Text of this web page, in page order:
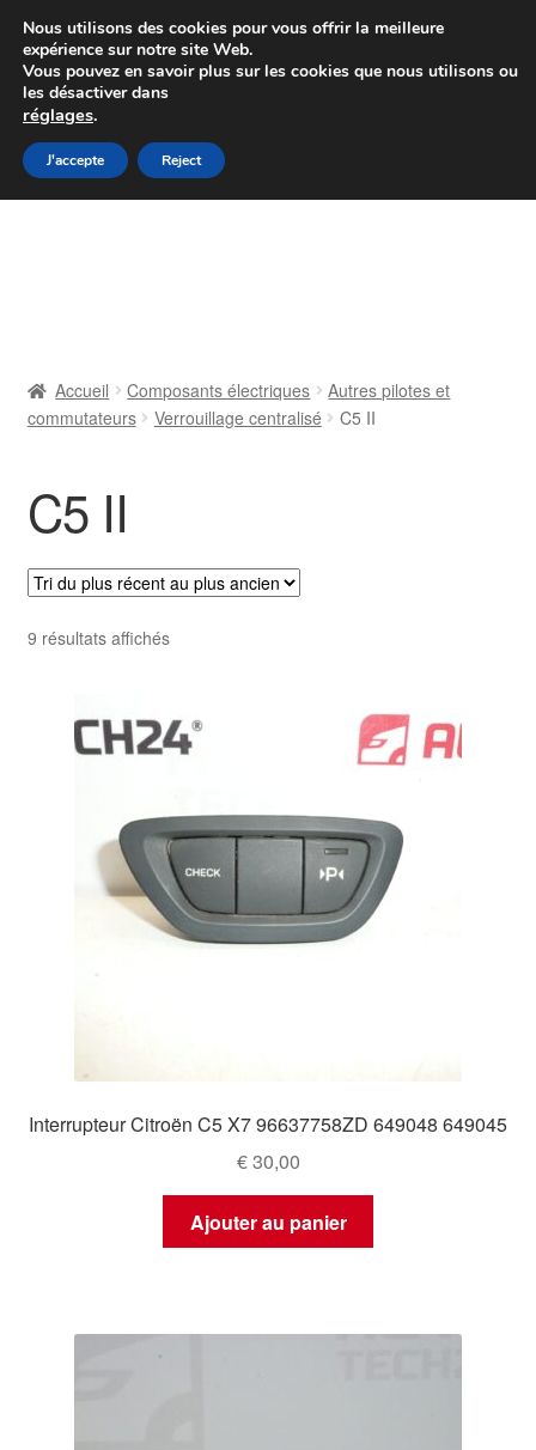
Colissimo livraison à partir de 7 EUR
Du lundi au vendredi de 9 h à 16 h
Aller
à
Aller
au
Contact
Livraison
Panier
Politique de confidentialité
Procédure de Réclamation
Accueil Composants électriques
Autres pilotes et
commutateurs
Verrouillage centralisé C5 II
C5 II
9 résultats affichésTrié
récent
au
Interrupteur Citroën C5 X7 96637758ZD 649048 649045
€30,00
Ajouter au panier
Nous utilisons des cookies pour vous offrir la meilleure
expérience sur notre site Web.
Vous pouvez en savoir plus sur les cookies que nous utilisons ou
les désactiver dans
réglages.
J'accepte Reject